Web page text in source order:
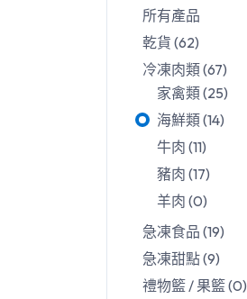
所有產品
乾貨 (62)
冷凍肉類(67)
家禽類(25)
海鮮類(14)
牛肉 (11)
豬肉 (17)
羊肉 (0)
急凍食品 (19)
急凍甜點(9)
禮物籃 / 果籃(0)